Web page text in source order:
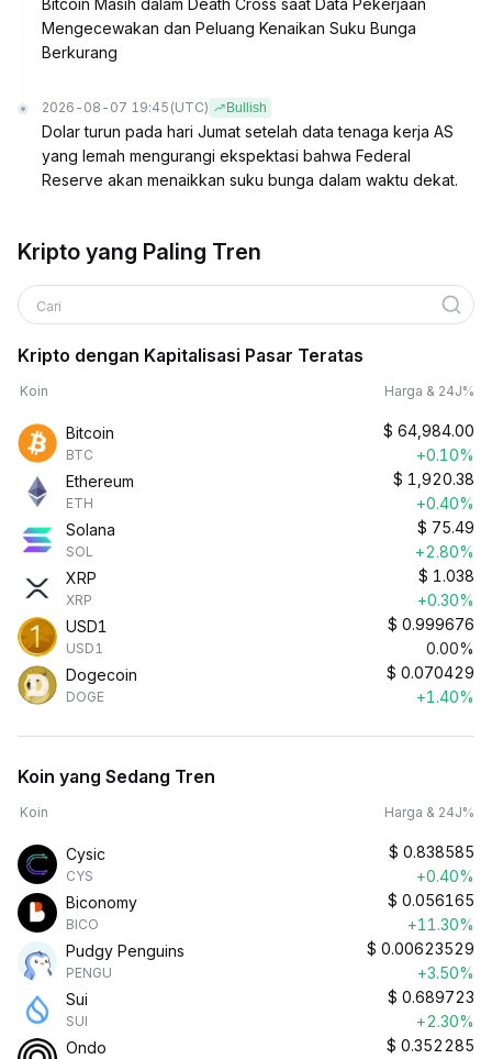
Bitcoin Masih dalam Death Cross saat Data Pekerjaan
Mengecewakan dan Peluang Kenaikan Suku Bunga
Berkurang
2026-08-07 19:45 (UTC) Bullish
Dolar turun pada hari Jumat setelah data tenaga kerja AS
yang lemah mengurangi ekspektasi bahwa Federal
Reserve akan menaikkan suku bunga dalam waktu dekat.
Kripto yang Paling Tren
Cari
Kripto dengan Kapitalisasi Pasar Teratas
Koin Harga & 24J%
Bitcoin
BTC
$ 64,984.00
+0.10%
Ethereum
ETH
$ 1,920.38
+0.40%
Solana
SOL
$ 75.49
+2.80%
XRP
XRP
$ 1.038
+0.30%
USD1
USD1
$ 0.999676
0.00%
Dogecoin
DOGE
$ 0.070429
+1.40%
Koin yang Sedang Tren
Koin Harga & 24J%
Cysic
CYS
$ 0.838585
+0.40%
Biconomy
BICO
$ 0.056165
+11.30%
Pudgy Penguins
PENGU
$ 0.00623529
+3.50%
Sui
SUI
$ 0.689723
+2.30%
Ondo
$ 0.352285